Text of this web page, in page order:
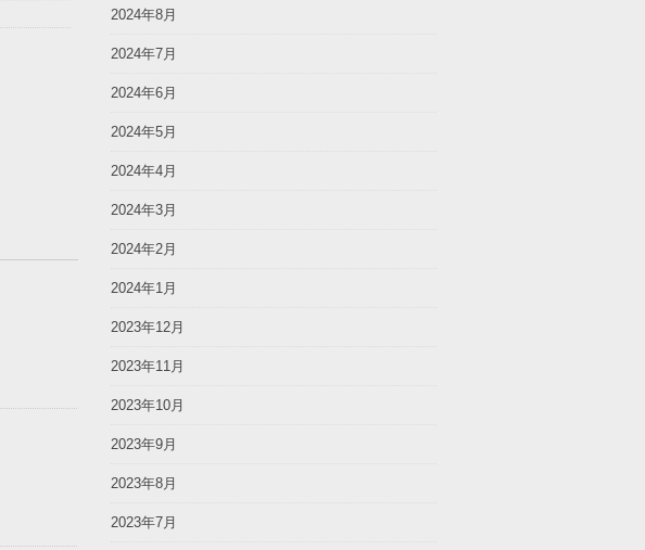
2024年8月
2024年7月
2024年6月
2024年5月
2024年4月
2024年3月
2024年2月
2024年1月
2023年12月
2023年11月
2023年10月
2023年9月
2023年8月
2023年7月